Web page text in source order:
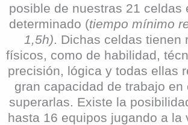
posible de nuestras 21 celdas
determinado (tiempo mínimo
1,5h). Dichas celdas tienen
físicos, como de habilidad,
precisión, lógica y todas ellas
gran capacidad de trabajo en
superarlas. Existe la
hasta 16 equipos jugando a la